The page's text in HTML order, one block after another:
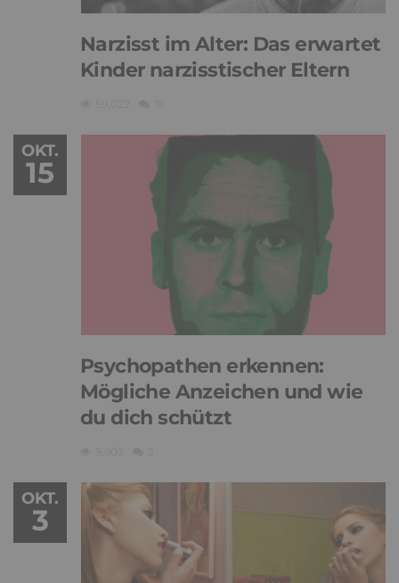
Narzisst im Alter: Das erwartet
Kinder narzisstischer Eltern
OKT.
15
Psychopathen erkennen:
Mögliche Anzeichen und wie
du dich schützt
OKT.
3